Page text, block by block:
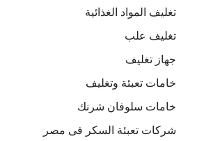
تغليف المواد الغذائية
تغليف علب
جهاز تغليف
خامات تعبئة وتغليف
خامات سلوفان شرنك
شركات تعبئة السكر فى مصر